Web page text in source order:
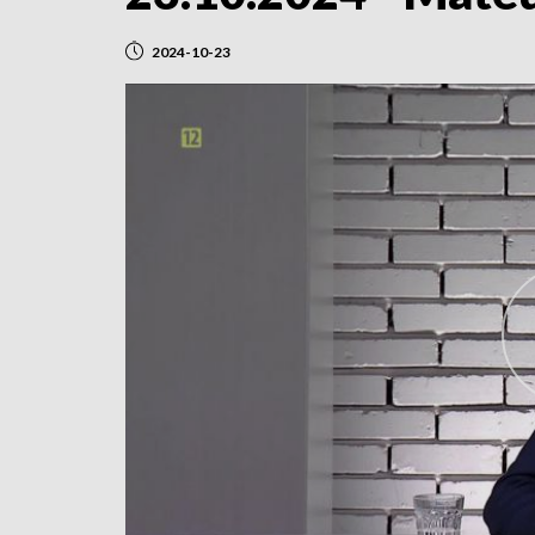
2024-10-23